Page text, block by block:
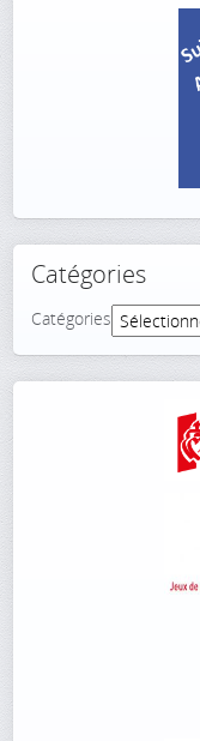
Catégories
Catégories